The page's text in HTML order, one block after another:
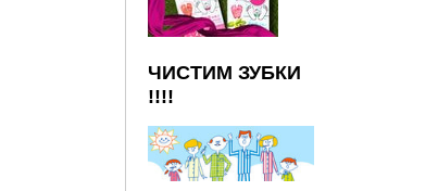
ЧИСТИМ ЗУБКИ
!!!!